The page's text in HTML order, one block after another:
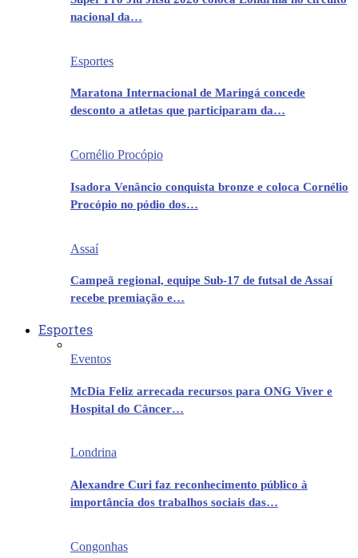
nacional da…
Esportes
Maratona Internacional de Maringá concede
desconto a atletas que participaram da…
Cornélio Procópio
Isadora Venâncio conquista bronze e coloca Cornélio
Procópio no pódio dos…
Assaí
Campeã regional, equipe Sub-17 de futsal de Assaí
recebe premiação e…
Esportes
Eventos
McDia Feliz arrecada recursos para ONG Viver e
Hospital do Câncer…
Londrina
Alexandre Curi faz reconhecimento público à
importância dos trabalhos sociais das…
Congonhas